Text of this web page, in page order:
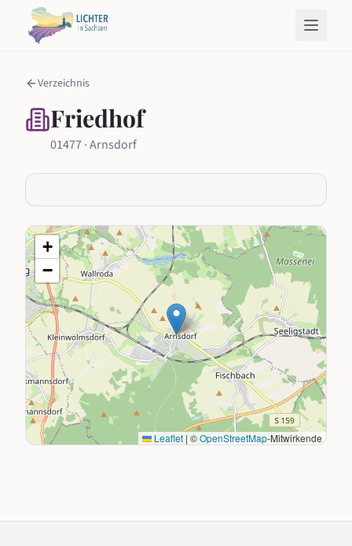
Verzeichnis
Friedhof
01477 · Arnsdorf
+
−
Leaflet | ©OpenStreetMap-Mitwirkende